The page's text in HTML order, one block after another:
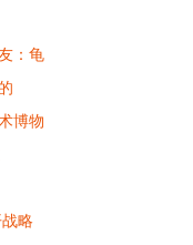
：龟
博物
略